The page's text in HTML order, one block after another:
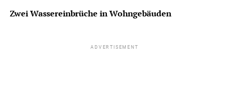
Zwei Wassereinbrüche in Wohngebäuden
ADVERTISEMENT